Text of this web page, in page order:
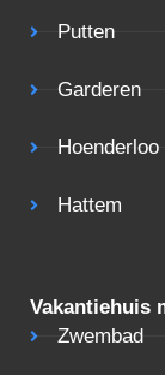
Putten
Garderen
Hoenderloo
Hattem
Vakantiehuis
Zwembad